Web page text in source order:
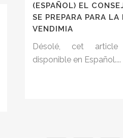
(ESPAÑOL) EL
SE PREPARA PARA LA
VENDIMIA
Désolé, cet
disponible en Español....